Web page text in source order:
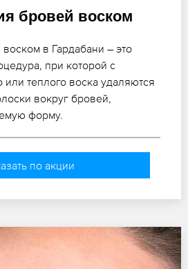
бровей воском
в Гардабани – это
при которой с
теплого воска удаляются
вокруг бровей,
форму.
по акции